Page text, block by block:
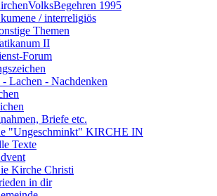
1995
/ interreligiös
Themen
II
Forum
Lachen - Nachdenken
Briefe etc.
"Ungeschminkt" KIRCHE IN
Texte
Kirche Christi
in dir